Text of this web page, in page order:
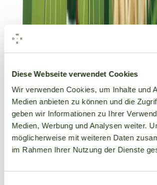
Diese Webseite verwendet Cookies
Wir verwenden Cookies, um Inhalte und
Medien anbieten zu können und die
geben wir Informationen zu Ihrer
Medien, Werbung und Analysen weiter.
möglicherweise mit weiteren Daten
im Rahmen Ihrer Nutzung der Dienste